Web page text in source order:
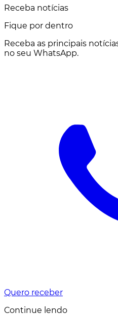
Receba notícias
Fique por dentro
Receba as principais
no seu WhatsApp.
Quero receber
Continue lendo